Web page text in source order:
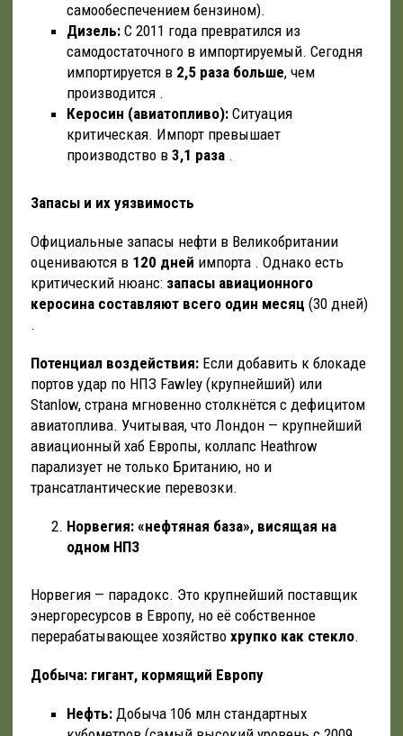
самообеспечением бензином).
Дизель:С 2011 года превратился из
самодостаточного в импортируемый. Сегодня
импортируется в 2,5 раза больше, чем
производится .
Керосин (авиатопливо):Ситуация
критическая. Импорт превышает
производство в 3,1 раза.
Запасы и их уязвимость
Официальные запасы нефти в Великобритании
оцениваются в 120 дней импорта . Однако есть
критический нюанс: запасы авиационного
керосина составляют всего один месяц (30 дней)
.
Потенциал воздействия:Если добавить к блокаде
портов удар по НПЗ Fawley (крупнейший) или
Stanlow, страна мгновенно столкнётся с дефицитом
авиатоплива. Учитывая, что Лондон — крупнейший
авиационный хаб Европы, коллапс Heathrow
парализует не только Британию, но и
трансатлантические перевозки.
Норвегия: «нефтяная база», висящая на
одном НПЗ
Норвегия — парадокс. Это крупнейший поставщик
энергоресурсов в Европу, но её собственное
перерабатывающее хозяйство хрупко как стекло.
Добыча: гигант, кормящий Европу
Нефть:Добыча 106 млн стандартных